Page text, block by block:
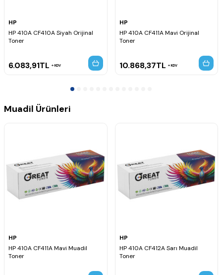
HP
HP 410A CF410A Siyah Orijinal
Toner
6.083,91TL KDV
HP
HP 410A CF411A Mavi Orijinal
Toner
10.868,37TL KDV
Muadil Ürünleri
HP
HP 410A CF411A Mavi Muadil
Toner
HP
HP 410A CF412A Sarı Muadil
Toner